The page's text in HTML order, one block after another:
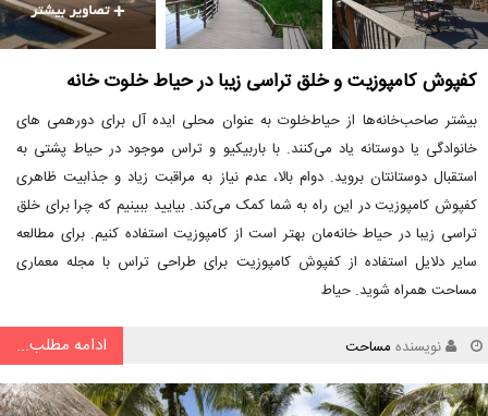
کفپوش کامپوزیت و خلق تراسی زیبا در حیاط‌ خلوت خانه‌
بیشتر صاحب‌خانه‌ها از حیاط‌خلوت به عنوان محلی ایده آل برای دورهمی های
خانوادگی یا دوستانه یاد می‌کنند. با باربیکیو و تراس موجود در حیاط پشتی به
استقبال دوستانتان بروید. دوام بالا، عدم نیاز به مراقبت زیاد و جذابیت ظاهری
کفپوش کامپوزیت‌ در این راه به شما کمک می‌کند. بیایید ببینیم که چرا برای خلق
تراسی زیبا در حیاط خانه‌مان بهتر است از کامپوزیت استفاده کنیم. برای مطالعه
سایر دلایل استفاده از کفپوش کامپوزیت برای طراحی تراس با مجله معماری
مساحت همراه شوید. حیاط
نویسنده مساحت ادامه مطلب...